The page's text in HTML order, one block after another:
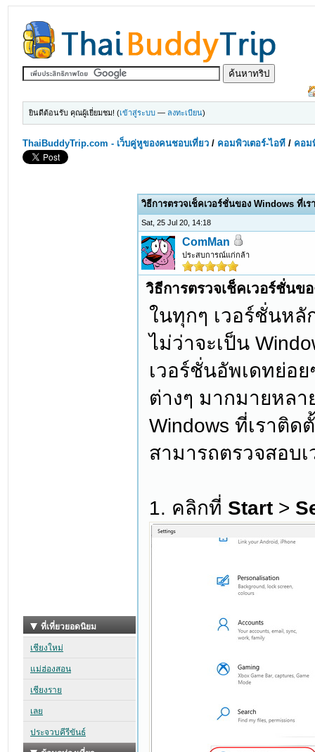
ยินดีต้อนรับ คุณผู้เยี่ยมชม! (เข้าสู่ระบบ — ลงทะเบียน)
ThaiBuddyTrip.com - เว็บคู่หูของคนชอบเที่ยว / คอมพิวเตอร์-ไอที / คอม
วิธีการตรวจเช็คเวอร์ชั่นของ Windows ที่เร
Sat, 25 Jul 20, 14:18
ComMan
ประสบการณ์แก่กล้า
วิธีการตรวจเช็คเวอร์ชั่นข
ในทุกๆ เวอร์ชั่นหลั
ไม่ว่าจะเป็น
เวอร์ชั่นอัพเดทย่อ
ต่างๆ มากมายหลา
Windows ที่เราติด
สามารถตรวจสอบ
1. คลิกที่ Start >